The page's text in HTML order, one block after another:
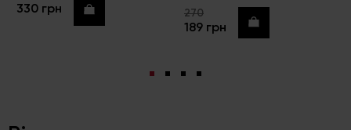
330 грн Купити 270
189 грн Купити